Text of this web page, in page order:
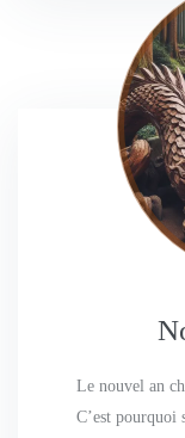
Le nouvel an
C’est pourquoi